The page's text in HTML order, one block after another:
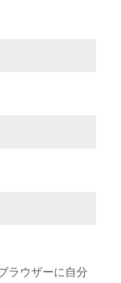
ラウザーに自分